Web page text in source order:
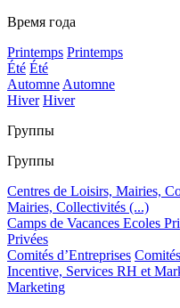
Время года
Printemps Printemps
Été Été
Automne Automne
Hiver Hiver
Группы
Группы
Centres de Loisirs, Mairies,
Mairies, Collectivités (...)
Camps de Vacances Ecoles
Privées
Comités d’Entreprises
Incentive, Services RH et
Marketing